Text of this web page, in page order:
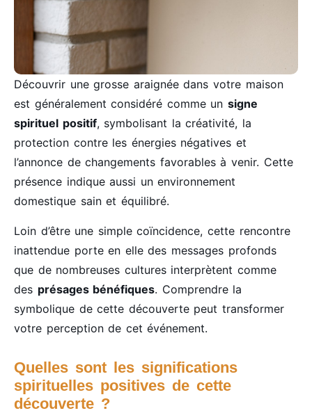
Découvrir une grosse araignée dans votre maison
est généralement considéré comme unsigne
spirituel positif, symbolisant la créativité, la
protection contre les énergies négatives et
l’annonce de changements favorables à venir. Cette
présence indique aussi un environnement
domestique sain et équilibré.
Loin d’être une simple coïncidence, cette rencontre
inattendue porte en elle des messages profonds
que de nombreuses cultures interprètent comme
des présages bénéfiques. Comprendre la
symbolique de cette découverte peut transformer
votre perception de cet événement.
Quelles sont les significations
spirituelles positives de cette
découverte ?